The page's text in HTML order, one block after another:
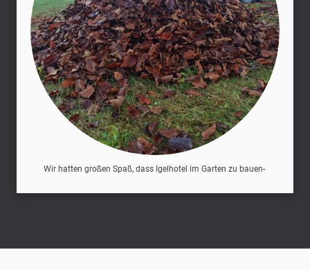
Wir hatten großen Spaß, dass Igelhotel im Garten zu bauen-